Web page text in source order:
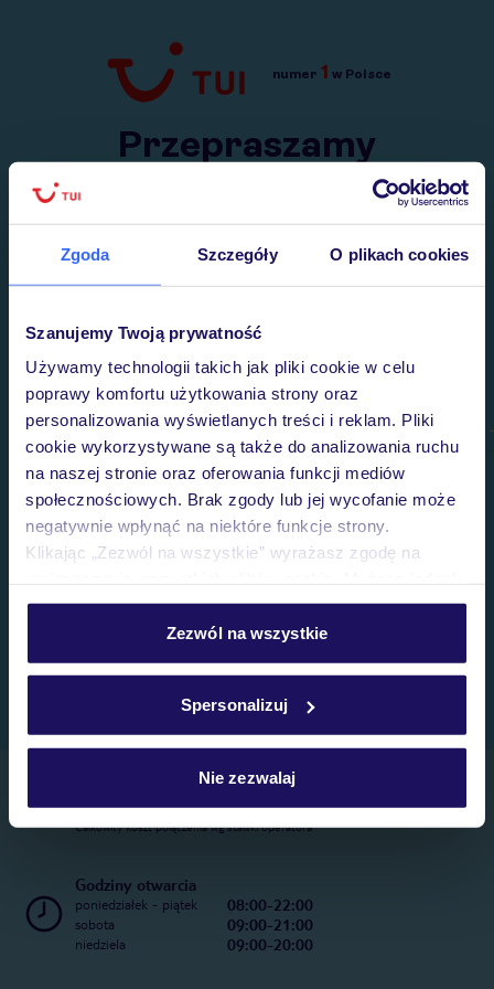
Zgoda Szczegóły O plikach cookies
Szanujemy Twoją prywatność
Używamy technologii takich jak pliki cookie w celu
poprawy komfortu użytkowania strony oraz
personalizowania wyświetlanych treści i reklam. Pliki
cookie wykorzystywane są także do analizowania ruchu
na naszej stronie oraz oferowania funkcji mediów
społecznościowych. Brak zgody lub jej wycofanie może
negatywnie wpłynąć na niektóre funkcje strony.
Klikając „Zezwól na wszystkie” wyrażasz zgodę na
personalizować swój wybór wchodząc w zakładkę
Szczegółowe informacje o plikach cookie znajdziesz
Zezwól na wszystkie
Spersonalizuj
Nie zezwalaj
Przejdź do TUI.pl
numer 1 w Polsce
Przepraszamy
Wysłaliśmy nasz serwis na krótkie wakacje.
Telefoniczne Centrum Rezerwacji
22 270 31 20
Całkowity koszt połączenia wg stawki operatora
Godziny otwarcia
poniedziałek - piątek 08:00-22:00
sobota 09:00-21:00
niedziela 09:00-20:00